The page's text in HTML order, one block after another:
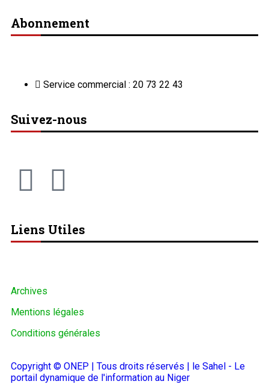
Abonnement
Service commercial : 20 73 22 43
Suivez-nous
Liens Utiles
Archives
Mentions légales
Conditions générales
Copyright © ONEP | Tous droits réservés | le Sahel - Le
portail dynamique de l'information au Niger